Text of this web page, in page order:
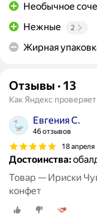
Необычное
Нежные 2
Жирная
Отзывы · 13
Как Яндекс
Евгения С.
46 отзывов
18 апреля
Достоинства:
Товар — Ириски
конфет